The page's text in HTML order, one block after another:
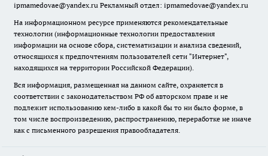
ipmamedovae@yandex.ru Рекламный отдел: ipmamedovae@yandex.ru
На информационном ресурсе применяются рекомендательные
технологии (информационные технологии предоставления
информации на основе сбора, систематизации и анализа сведений,
относящихся к предпочтениям пользователей сети "Интернет",
находящихся на территории Российской Федерации).
Вся информация, размещенная на данном сайте, охраняется в
соответствии с законодательством РФ об авторском праве и не
подлежит использованию кем-либо в какой бы то ни было форме, в
том числе воспроизведению, распространению, переработке не иначе
как с письменного разрешения правообладателя.